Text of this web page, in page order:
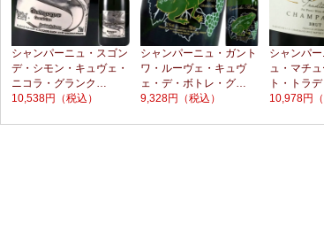
シャンパーニュ・スゴン
デ・シモン・キュヴェ・
ニコラ・グランク…
10,538円
（税込）
シャンパーニュ・ガント
ワ・ルーヴェ・キュヴ
ェ・デ・ボトレ・グ…
9,328円
（税込）
シャンパ
ュ・マチ
ト・トラ
10,978円